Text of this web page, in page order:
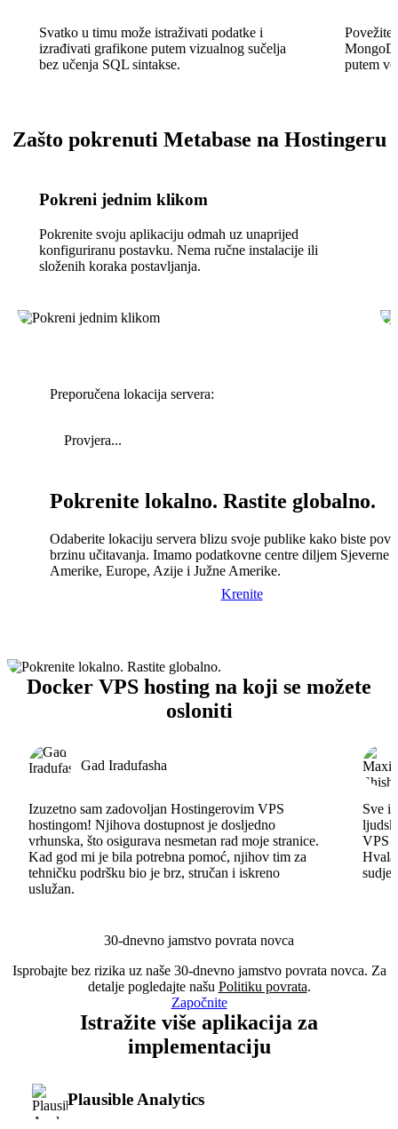
Svatko u timu može istraživati podatke i
izrađivati grafikone putem vizualnog sučelja
bez učenja SQL sintakse.
Povežite
putem
Zašto pokrenuti Metabase na Hostingeru
Pokreni jednim klikom
Pokrenite svoju aplikaciju odmah uz unaprijed
konfiguriranu postavku. Nema ručne instalacije ili
složenih koraka postavljanja.
Preporučena lokacija servera:
Provjera...
Pokrenite lokalno. Rastite globalno.
Odaberite lokaciju servera blizu svoje publike kako biste
brzinu učitavanja. Imamo podatkovne centre diljem Sjeverne
Amerike, Europe, Azije i Južne Amerike.
Krenite
Docker VPS hosting na koji se možete
osloniti
Gad Iradufasha
Izuzetno sam zadovoljan Hostingerovim VPS
hostingom! Njihova dostupnost je dosljedno
vrhunska, što osigurava nesmetan rad moje stranice.
Kad god mi je bila potrebna pomoć, njihov tim za
tehničku podršku bio je brz, stručan i iskreno
uslužan.
Sve
VPS
30-dnevno jamstvo povrata novca
Isprobajte bez rizika uz naše 30-dnevno jamstvo povrata novca. Za
detalje pogledajte našu Politiku povrata.
Započnite
Istražite više aplikacija za
implementaciju
Plausible Analytics